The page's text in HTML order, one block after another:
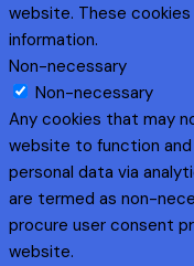
website. These
information.
Non-necessary
Non-necessary
Any cookies that may
website to function
personal data via
are termed as non-
procure user consent
website.